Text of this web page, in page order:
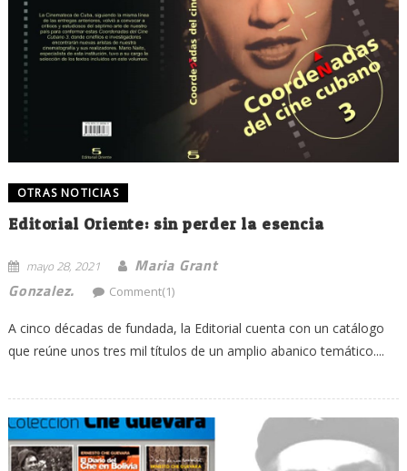
OTRAS NOTICIAS
Editorial Oriente: sin perder la esencia
mayo 28, 2021
Maria Grant
Gonzalez.
Comment(1)
A cinco décadas de fundada, la Editorial cuenta con un catálogo
que reúne unos tres mil títulos de un amplio abanico temático....